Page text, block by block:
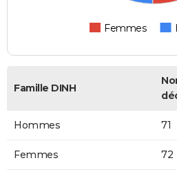
Femmes
Famille DINH
Hommes 71
Femmes 72